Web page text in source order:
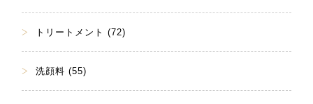
トリートメント (72)
洗顔料 (55)